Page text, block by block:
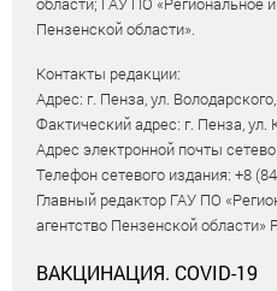
Пензенской области».
Контакты редакции:
Адрес: г. Пенза, ул. Володарского,
Фактический адрес: г. Пенза, ул.
Адрес электронной почты
Телефон сетевого издания: +8
Главный редактор ГАУ ПО
агентство Пензенской области»
ВАКЦИНАЦИЯ. COVID-19